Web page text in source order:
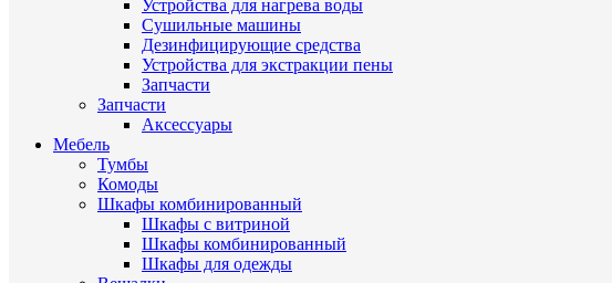
Устройства для нагрева воды
Сушильные машины
Дезинфицирующие средства
Устройства для экстракции пены
Запчасти
Запчасти
Аксессуары
Мебель
Тумбы
Комоды
Шкафы комбинированный
Шкафы с витриной
Шкафы комбинированный
Шкафы для одежды